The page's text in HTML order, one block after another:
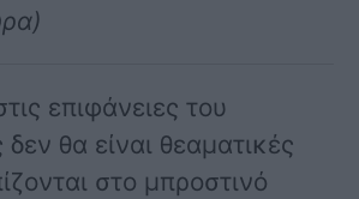
επιφάνειες του
θα είναι θεαματικές
στο μπροστινό